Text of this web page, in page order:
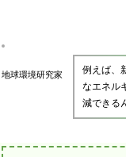
地球環境研究家
例えば、
なエネル
減できる